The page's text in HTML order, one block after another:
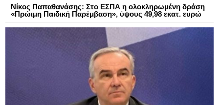
Νίκος Παπαθανάσης: Στο ΕΣΠΑ η ολοκληρωμένη δράση
«Πρώιμη Παιδική Παρέμβαση», ύψους 49,98 εκατ. ευρώ